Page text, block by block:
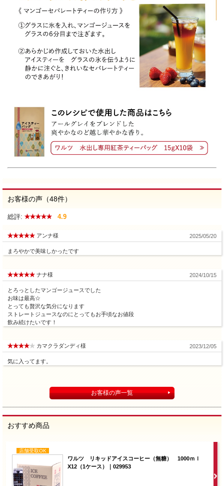
お客様の声（48件）
総評: 4.9
アンナ様 2025/05/20
まろやかで美味しかったです
ナナ様 2024/10/15
とろっとしたマンゴージュースでした
お味は最高☆
とっても贅沢な気分になります
ストレートジュースなのにとってもお手頃なお値段
飲み続けたいです！
カマクラダンディ様 2023/12/05
気に入ってます。
お客様の声一覧
おすすめ商品
店舗受取OK
ワルツ リキッドアイスコーヒー（無糖） 1000ｍｌ
X12（1ケース）｜029953